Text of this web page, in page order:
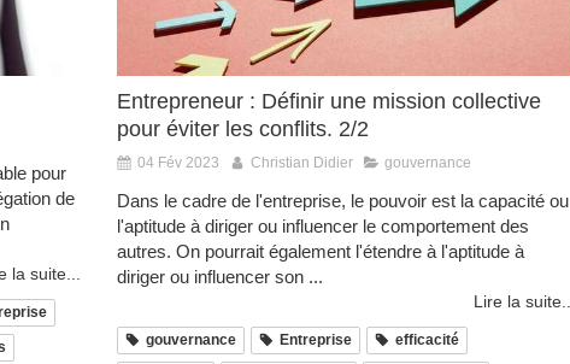
pour
de
la suite...
Entrepreneur : Définir une mission collective
pour éviter les conflits. 2/2
04 Fév 2023 Christian Didier gouvernance
Dans le cadre de l'entreprise, le pouvoir est la capacité ou
l'aptitude à diriger ou influencer le comportement des
autres. On pourrait également l'étendre à l'aptitude à
diriger ou influencer son ...
Lire la suite...
gouvernance Entreprise efficacité